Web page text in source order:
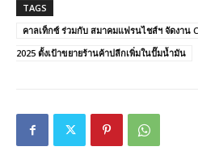
TAGS
คาลเท็กซ์ ร่วมกับ สมาคมแฟรนไชส์ฯ จัดงา
2025 ตั้งเป้าขยายร้านค้าปลีกเพิ่มในปั๊มน้ำมัน